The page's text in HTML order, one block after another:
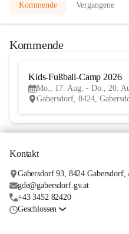
Kommende Vergangene
Kommende
Kids-Fußball-Camp 2026
Mo., 17. Aug. - Do., 20.
Gabersdorf, 8424,
Kontakt
Gabersdorf 93, 8424 Gabersdorf,
gde@gabersdorf.gv.at
+43 3452 82420
Geschlossen